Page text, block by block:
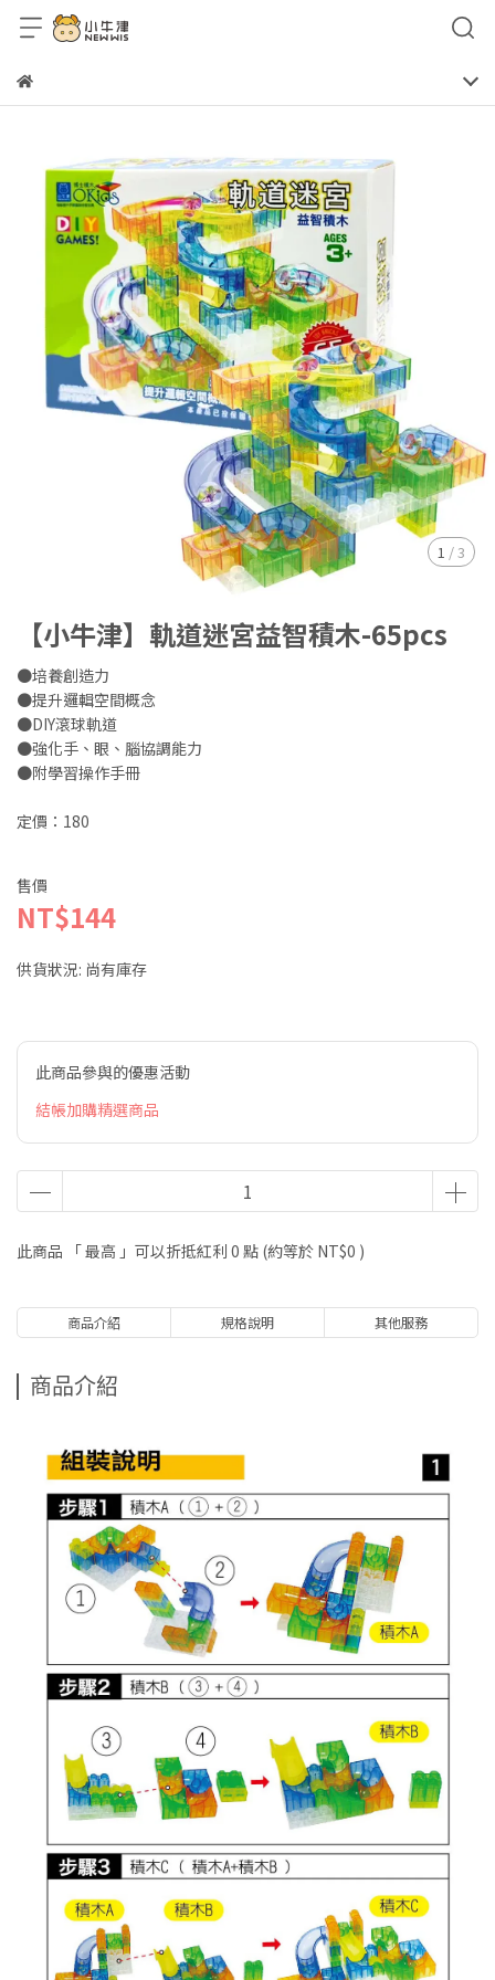
1 /3
【小牛津】軌道迷宮益智積木-65pcs
●培養創造力
●提升邏輯空間概念
●DIY滾球軌道
●強化手、眼、腦協調能力
●附學習操作手冊
定價：180
售價
NT$144
供貨狀況: 尚有庫存
此商品參與的優惠活動
結帳加購精選商品
此商品 「 最高 」可以折抵紅利 0 點 (約等於 NT$0 )
商品介紹 規格說明 其他服務
商品介紹